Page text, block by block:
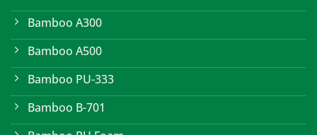
Bamboo A300
Bamboo A500
Bamboo PU-333
Bamboo B-701